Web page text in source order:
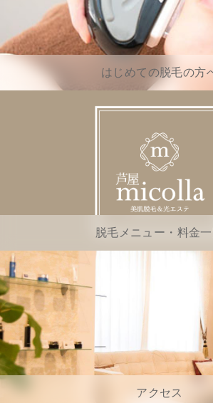
はじめての脱毛の方
脱毛メニュー・料金
アクセス